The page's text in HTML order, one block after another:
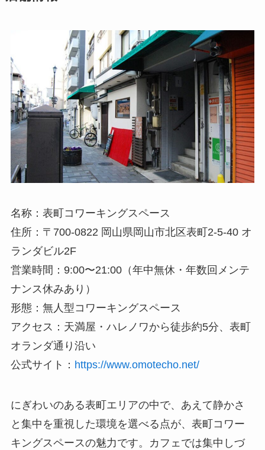
名称：表町コワーキングスペース
住所：〒700-0822 岡山県岡山市北区表町2-5-40 オ
ランダビル2F
営業時間：9:00〜21:00（年中無休・年数回メンテ
ナンス休みあり）
形態：無人型コワーキングスペース
アクセス：天満屋・ハレノワから徒歩約5分、表町
オランダ通り沿い
公式サイト： https://www.omotecho.net/
にぎわいのある表町エリアの中で、あえて静かさ
と集中を重視した環境を選べる点が、表町コワー
キングスペースの魅力です。カフェでは集中しづ